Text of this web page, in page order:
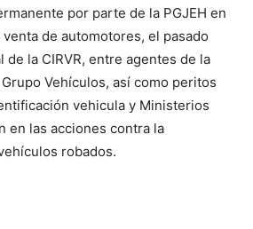
por parte de la PGJEH en
de automotores, el pasado
la CIRVR, entre agentes de la
Vehículos, así como peritos
vehicula y Ministerios
en las acciones contra la
robados.